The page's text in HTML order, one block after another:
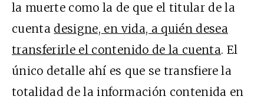
la muerte como la de que el titular de la
cuenta designe, en vida, a quién desea
transferirle el contenido de la cuenta. El
único detalle ahí es que se transfiere la
totalidad de la información contenida en